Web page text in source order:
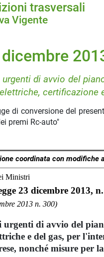
trasversali
Vigente
di avvio del
certificazione
di conversione del
premi Rc-auto"
coordinata con modifiche
Ministri
23 dicembre 2013,
2013 n. 300)
urgenti di avvio del
e del gas, per
nonché misure per